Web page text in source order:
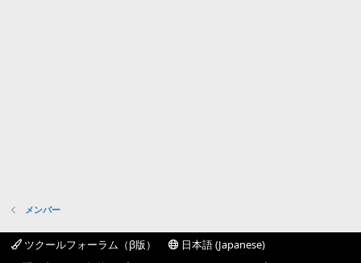
メンバー
ツクールフォーラム（β版）
日本語 (Japanese)